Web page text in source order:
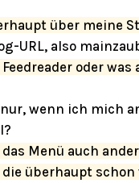
über meine
URL, also
oder
wenn ich mich
Menü auch
die überhaupt